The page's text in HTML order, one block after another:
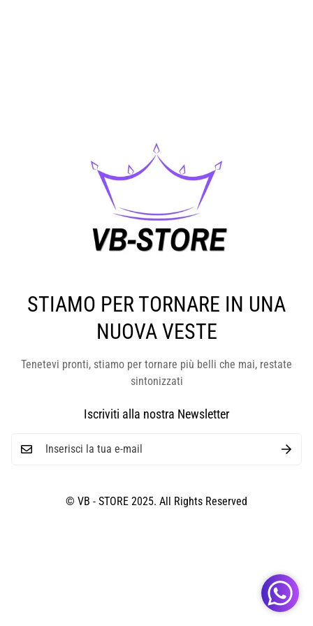
STIAMO PER TORNARE IN UNA
NUOVA VESTE
Tenetevi pronti, stiamo per tornare più belli che mai, restate
sintonizzati
Iscriviti alla nostra Newsletter
© VB - STORE 2025. All Rights Reserved